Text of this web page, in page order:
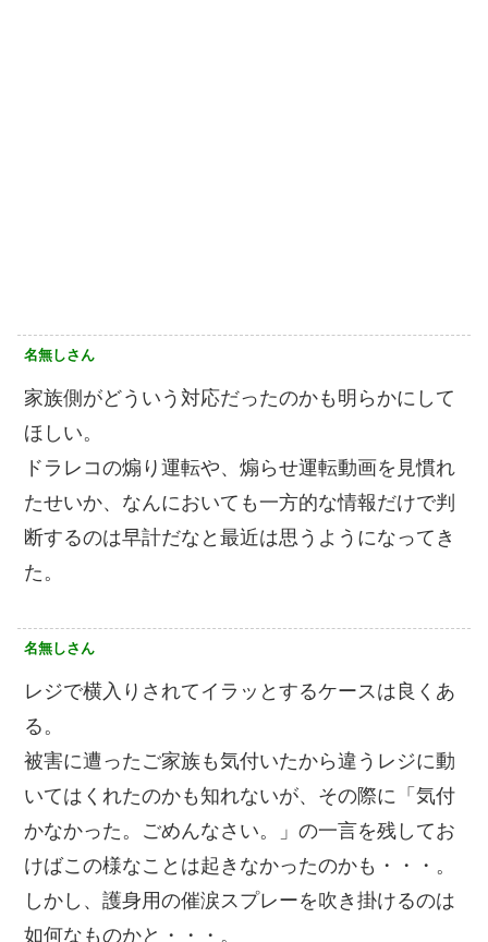
名無しさん
家族側がどういう対応だったのかも明らかにして
ほしい。
ドラレコの煽り運転や、煽らせ運転動画を見慣れ
たせいか、なんにおいても一方的な情報だけで判
断するのは早計だなと最近は思うようになってき
た。
名無しさん
レジで横入りされてイラッとするケースは良くあ
る。
被害に遭ったご家族も気付いたから違うレジに動
いてはくれたのかも知れないが、その際に「気付
かなかった。ごめんなさい。」の一言を残してお
けばこの様なことは起きなかったのかも・・・。
しかし、護身用の催涙スプレーを吹き掛けるのは
如何なものかと・・・。